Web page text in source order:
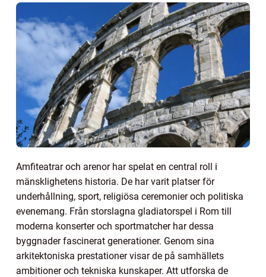
Amfiteatrar och arenor har spelat en central roll i
mänsklighetens historia. De har varit platser för
underhållning, sport, religiösa ceremonier och politiska
evenemang. Från storslagna gladiatorspel i Rom till
moderna konserter och sportmatcher har dessa
byggnader fascinerat generationer. Genom sina
arkitektoniska prestationer visar de på samhällets
ambitioner och tekniska kunskaper. Att utforska de